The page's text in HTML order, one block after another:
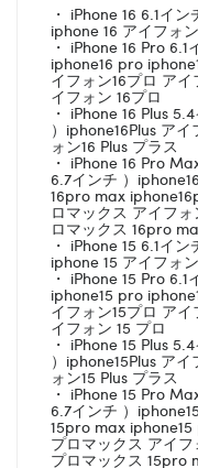
・ iPhone 16 6.1イ
iphone 16 アイフォ
・ iPhone 16 Pro 6.1
iphone16 pro
イフォン16プロ ア
イフォン 16プロ
・ iPhone 16 Plus
）iphone16Plus ア
ォン16 Plus プラス
・ iPhone 16 Pro
6.7インチ ）
16pro max
ロマックス アイフ
ロマックス 16pro
・ iPhone 15 6.1イ
iphone 15 アイフォ
・ iPhone 15 Pro 6.1
iphone15 pro
イフォン15プロ ア
イフォン 15 プロ
・ iPhone 15 Plus
）iphone15Plus ア
ォン15 Plus プラス
・ iPhone 15 Pro
6.7インチ ）
15pro max
プロマックス アイ
プロマックス 15pro